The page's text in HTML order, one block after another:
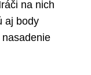
na nich
aj body